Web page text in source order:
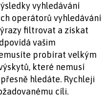
vyhledávání
operátorů vyhledávání
filtrovat a získat
vašim
probírat velkým
které nemusí
hledáte. Rychleji
cíli.